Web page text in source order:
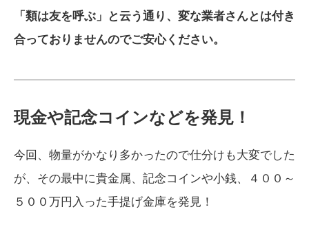
「類は友を呼ぶ」と云う通り、変な業者さんとは付き
合っておりませんのでご安心ください。
現金や記念コインなどを発見！
今回、物量がかなり多かったので仕分けも大変でした
が、その最中に貴金属、記念コインや小銭、４００～
５００万円入った手提げ金庫を発見！